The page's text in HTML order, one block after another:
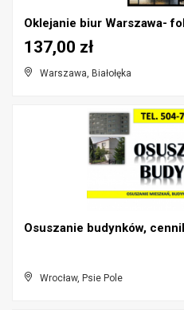
Oklejanie biur Warszawa-
Warszawa, Białołęka
137,00 zł
Wrocław, Psie Pole